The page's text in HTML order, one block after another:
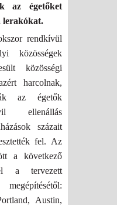
az égetőket
lerakókat.
rendkívül
közösségek
közösségi
harcolnak,
az égetők
ellenállás
százait
fel. Az
a következő
a tervezett
Austin,